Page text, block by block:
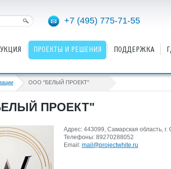
+7 (495) 775-71-55
ПРОЕКТЫ И РЕШЕНИЯ ПОДДЕРЖКА
ООО "БЕЛЫЙ ПРОЕКТ"
ПРОЕКТ"
Адрес: 443099, Самарская область,
Телефоны: 89270288052
Email: mail@projectwhite.ru